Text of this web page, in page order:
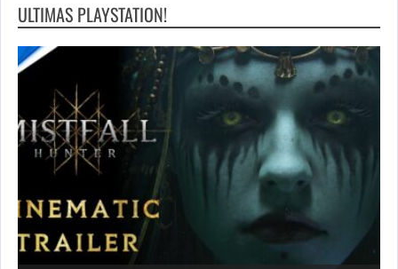
ULTIMAS PLAYSTATION!